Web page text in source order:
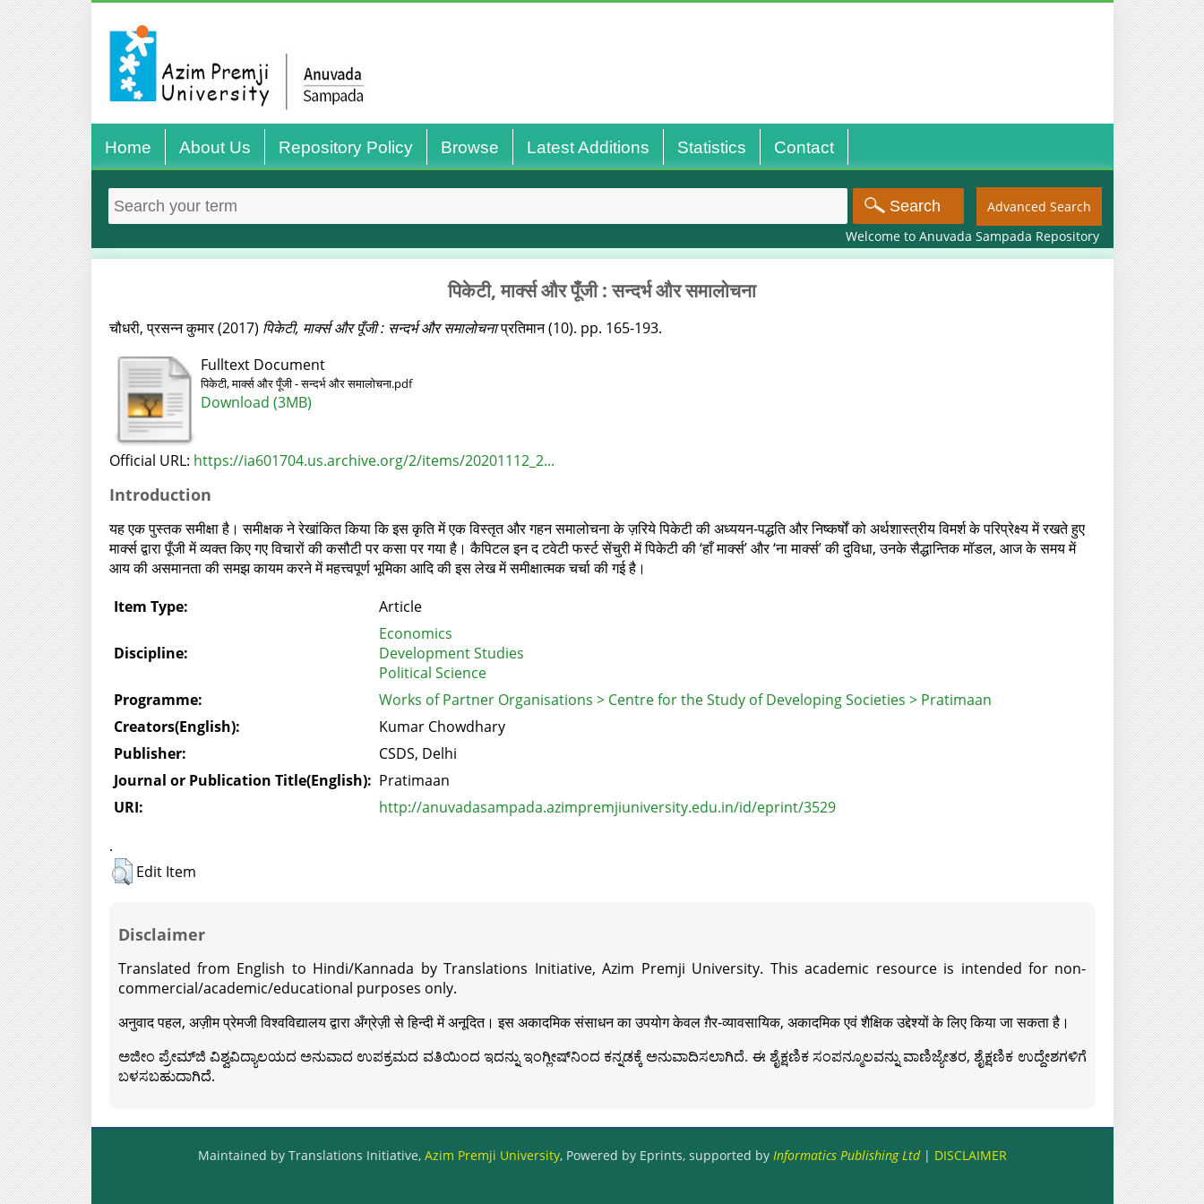
Home About Us Repository Policy Browse Latest Additions Statistics Contact
Advanced Search
Welcome to Anuvada Sampada Repository
पिकेटी, मार्क्स और पूँजी : सन्दर्भ और समालोचना
चौधरी, प्रसन्न कुमार(2017) पिकेटी, मार्क्स और पूँजी : सन्दर्भ और समालोचनाप्रतिमान (10). pp. 165-193.
Fulltext Document
पिकेटी, मार्क्स और पूँजी - सन्दर्भ और समालोचना.pdf
Download (3MB)
Official URL: https://ia601704.us.archive.org/2/items/20201112_2...
Introduction
यह एक पुस्तक समीक्षा है। समीक्षक ने रेखांकित किया कि इस कृति में एक विस्तृत और गहन समालोचना के ज़रिये पिकेटी की अध्ययन-पद्धति और निष्कर्षों को अर्थशास्त्रीय विमर्श के परिप्रेक्ष्य में रखते हुए
मार्क्स द्वारा पूँजी में व्यक्त किए गए विचारों की कसौटी पर कसा पर गया है। कैपिटल इन द टवेटी फर्स्ट सेंचुरी में पिकेटी की ‘हाँ मार्क्स’ और ‘ना मार्क्स’ की दुविधा, उनके सैद्धान्तिक मॉडल, आज के समय में
आय की असमानता की समझ कायम करने में महत्त्वपूर्ण भूमिका आदि की इस लेख में समीक्षात्मक चर्चा की गई है।
Item Type:
Article
Discipline:
Economics
Development Studies
Political Science
Programme:
Works of Partner Organisations > Centre for the Study of Developing Societies > Pratimaan
Creators(English):
Kumar Chowdhary
Publisher:
CSDS, Delhi
Journal or Publication Title(English): Pratimaan
URI:
http://anuvadasampada.azimpremjiuniversity.edu.in/id/eprint/3529
.
Edit Item
Disclaimer
Translated from English to Hindi/Kannada by Translations Initiative, Azim Premji University. This academic resource is intended for non-
commercial/academic/educational purposes only.
अनुवाद पहल, अज़ीम प्रेमजी विश्वविद्यालय द्वारा अँग्रेज़ी से हिन्दी में अनूदित। इस अकादमिक संसाधन का उपयोग केवल ग़ैर-व्यावसायिक, अकादमिक एवं शैक्षिक उद्देश्यों के लिए किया जा सकता है।
ಅಜೀಂ ಪ್ರೇಮ್‍ಜಿ ವಿಶ್ವವಿದ್ಯಾಲಯದ ಅನುವಾದ ಉಪಕ್ರಮದ ವತಿಯಿಂದ ಇದನ್ನು ಇಂಗ್ಲೀಷ್‍ನಿಂದ ಕನ್ನಡಕ್ಕೆ ಅನುವಾದಿಸಲಾಗಿದೆ. ಈ ಶೈಕ್ಷಣಿಕ ಸಂಪನ್ಮೂಲವನ್ನು ವಾಣಿಜ್ಯೇತರ, ಶೈಕ್ಷಣಿಕ ಉದ್ದೇಶಗಳಿಗೆ
ಬಳಸಬಹುದಾಗಿದೆ.
Maintained by Translations Initiative, Azim Premji University, Powered by Eprints, supported by Informatics Publishing Ltd| DISCLAIMER